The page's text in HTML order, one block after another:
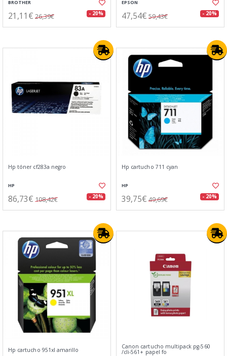
BROTHER
21,11€ 26,39€ - 20%
EPSON
47,54€ 59,43€ - 20%
Hp tóner cf283a negro
HP
86,73€ 108,42€ - 20%
Hp cartucho 711 cyan
HP
39,75€ 49,69€ - 20%
Hp cartucho 951xl amarillo Canon cartucho multipack pg-560
/cli-561+ papel fo